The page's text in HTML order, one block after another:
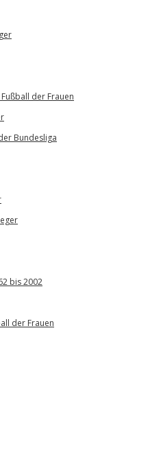
der Frauen
Bundesliga
bis 2002
der Frauen